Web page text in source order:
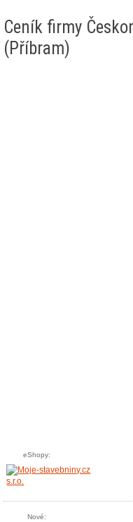
Ceník firmy
(Příbram)
eShopy:
Nové: